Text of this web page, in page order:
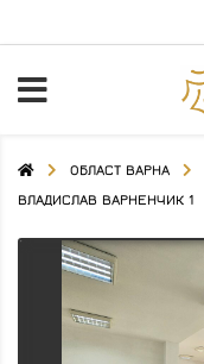
ОБЛАСТ ВАРНА
ВЛАДИСЛАВ ВАРНЕНЧИК 1